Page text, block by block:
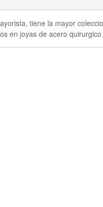
tiene la mayor
en joyas de acero